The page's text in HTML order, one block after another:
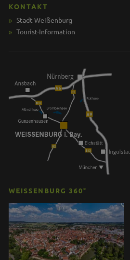
KONTAKT
Stadt Weißenburg
Tourist-Information
WEISSENBURG 360°